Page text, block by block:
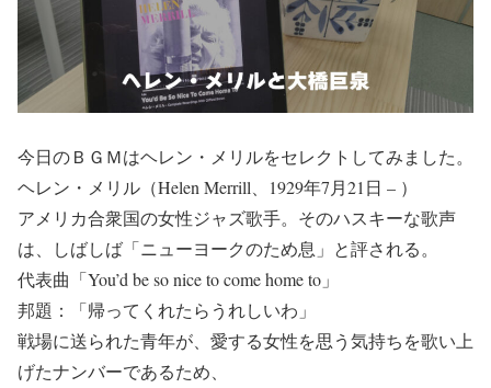
今日のＢＧＭはヘレン・メリルをセレクトしてみました。
ヘレン・メリル（Helen Merrill、1929年7月21日 – ）
アメリカ合衆国の女性ジャズ歌手。そのハスキーな歌声
は、しばしば「ニューヨークのため息」と評される。
代表曲「You’d be so nice to come home to」
邦題：「帰ってくれたらうれしいわ」
戦場に送られた青年が、愛する女性を思う気持ちを歌い上
げたナンバーであるため、